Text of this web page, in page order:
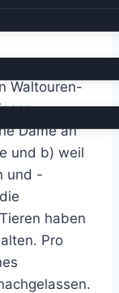
Waltouren-
Dame an
und b) weil
und -
haben
Pro